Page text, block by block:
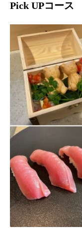
Pick UPコース